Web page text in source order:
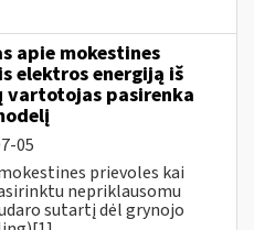
apie mokestines
elektros energiją iš
pasirenka
05
prievoles kai
nepriklausomu
sutartį dėl grynojo